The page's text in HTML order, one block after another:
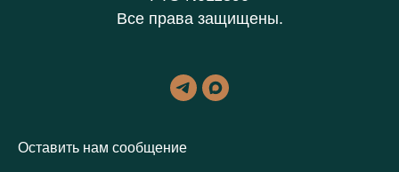
Все права защищены.
Оставить нам сообщение